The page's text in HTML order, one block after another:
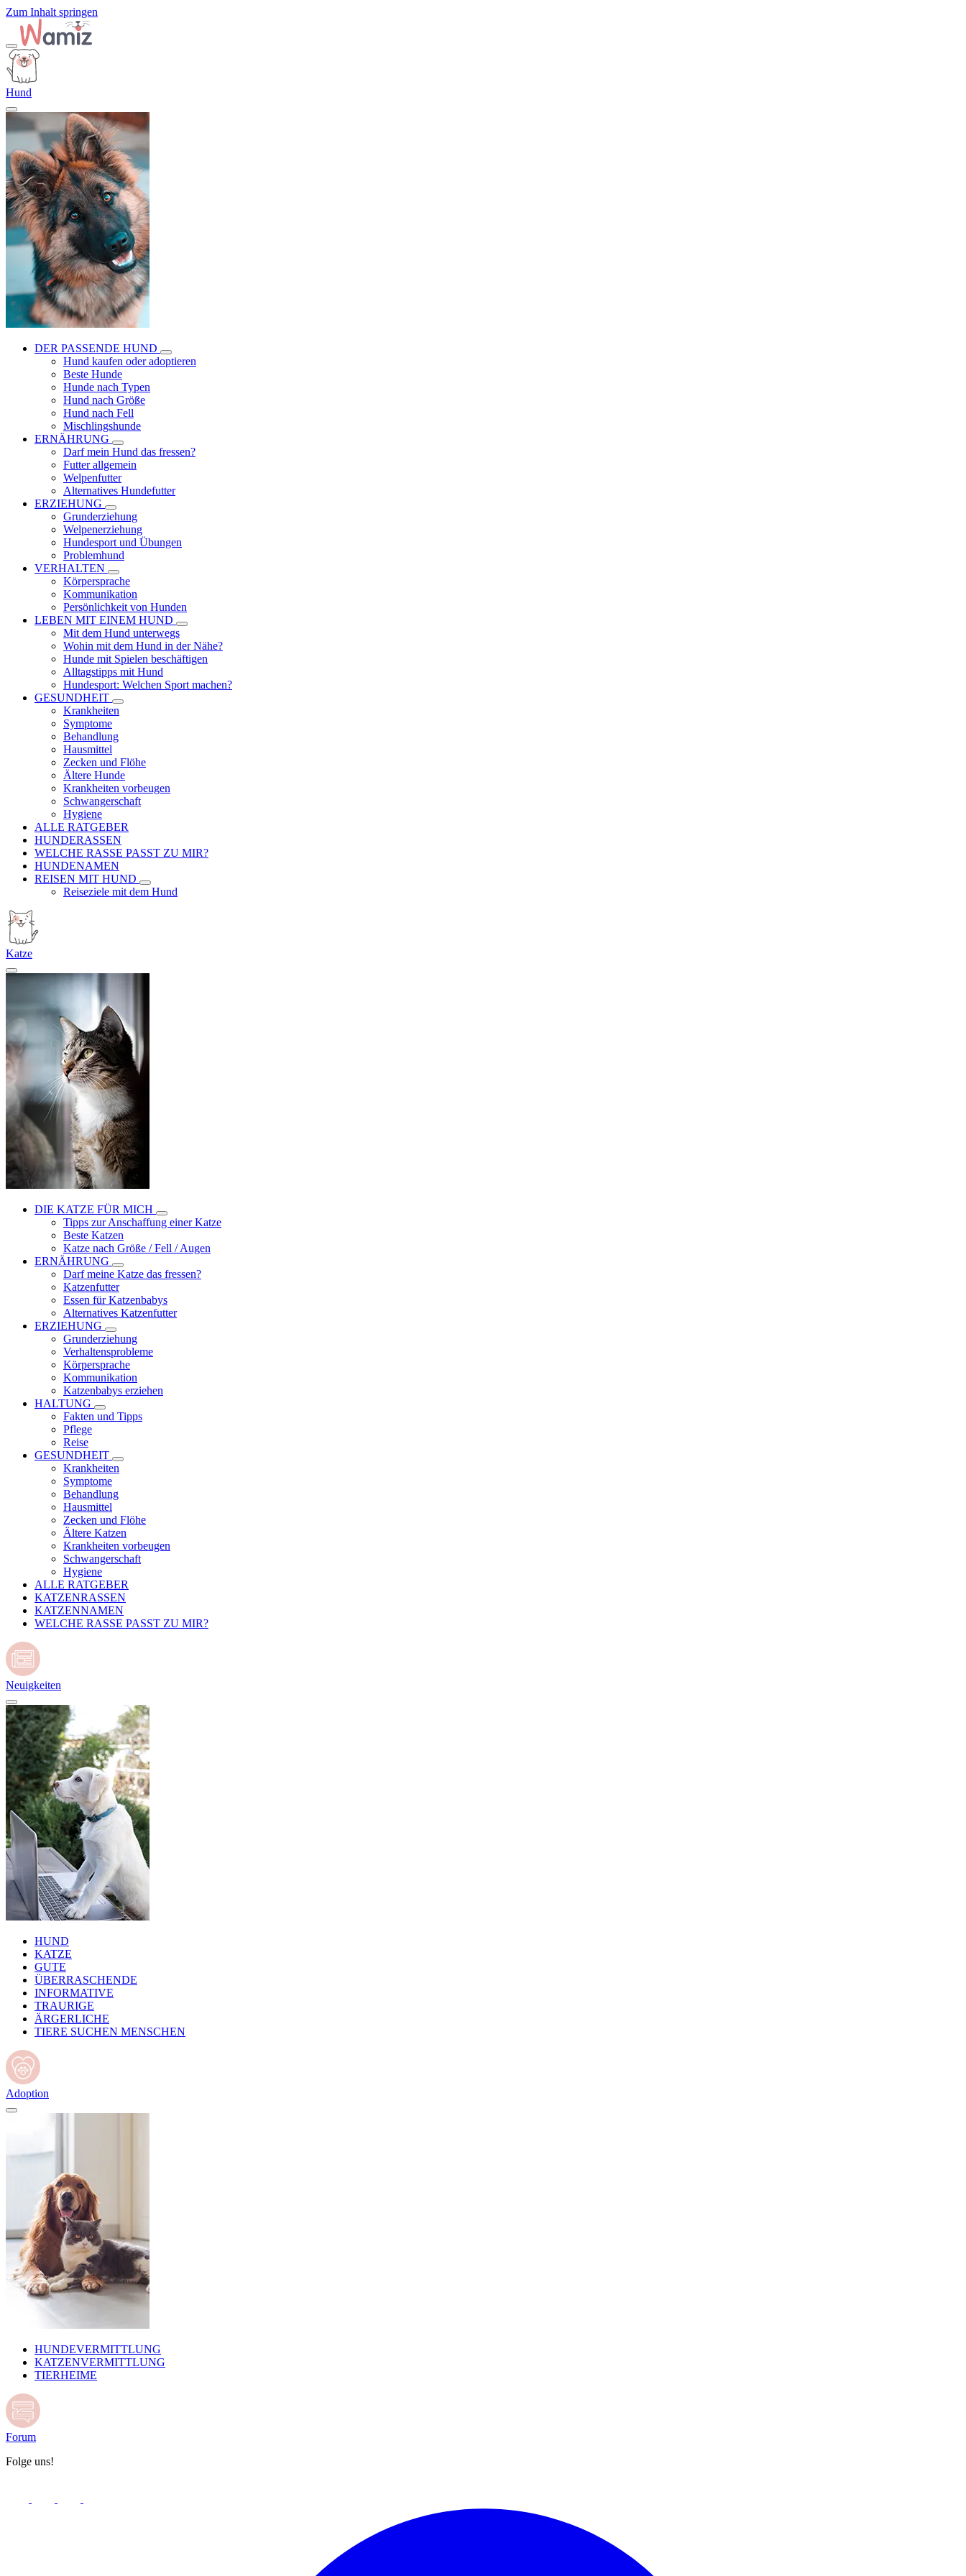
Zum Inhalt springen
Hund
DER PASSENDE HUND
Hund kaufen oder adoptieren
Beste Hunde
Hunde nach Typen
Hund nach Größe
Hund nach Fell
Mischlingshunde
ERNÄHRUNG
Darf mein Hund das fressen?
Futter allgemein
Welpenfutter
Alternatives Hundefutter
ERZIEHUNG
Grunderziehung
Welpenerziehung
Hundesport und Übungen
Problemhund
VERHALTEN
Körpersprache
Kommunikation
Persönlichkeit von Hunden
LEBEN MIT EINEM HUND
Mit dem Hund unterwegs
Wohin mit dem Hund in der Nähe?
Hunde mit Spielen beschäftigen
Alltagstipps mit Hund
Hundesport: Welchen Sport machen?
GESUNDHEIT
Krankheiten
Symptome
Behandlung
Hausmittel
Zecken und Flöhe
Ältere Hunde
Krankheiten vorbeugen
Schwangerschaft
Hygiene
ALLE RATGEBER
HUNDERASSEN
WELCHE RASSE PASST ZU MIR?
HUNDENAMEN
REISEN MIT HUND
Reiseziele mit dem Hund
Katze
DIE KATZE FÜR MICH
Tipps zur Anschaffung einer Katze
Beste Katzen
Katze nach Größe / Fell / Augen
ERNÄHRUNG
Darf meine Katze das fressen?
Katzenfutter
Essen für Katzenbabys
Alternatives Katzenfutter
ERZIEHUNG
Grunderziehung
Verhaltensprobleme
Körpersprache
Kommunikation
Katzenbabys erziehen
HALTUNG
Fakten und Tipps
Pflege
Reise
GESUNDHEIT
Krankheiten
Symptome
Behandlung
Hausmittel
Zecken und Flöhe
Ältere Katzen
Krankheiten vorbeugen
Schwangerschaft
Hygiene
ALLE RATGEBER
KATZENRASSEN
KATZENNAMEN
WELCHE RASSE PASST ZU MIR?
Neuigkeiten
HUND
KATZE
GUTE
ÜBERRASCHENDE
INFORMATIVE
TRAURIGE
ÄRGERLICHE
TIERE SUCHEN MENSCHEN
Adoption
HUNDEVERMITTLUNG
KATZENVERMITTLUNG
TIERHEIME
Forum
Folge uns!